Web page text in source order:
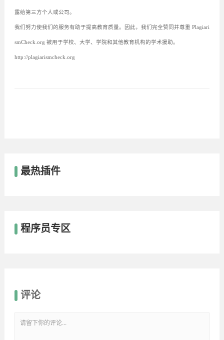
露给第三方个人或公司。
我们努力使我们的服务有助于提高教育质量。因此，我们完全赞同并尊重 Plagiari
smCheck.org 被用于学校、大学、学院和其他教育机构的学术援助。
http://plagiarismcheck.org
最热插件
程序员专区
评论